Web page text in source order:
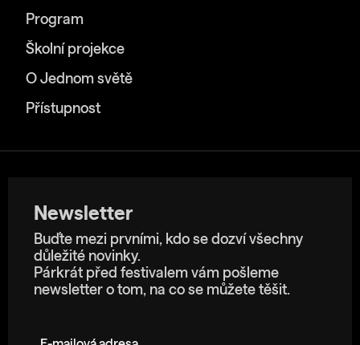
Program
Školní projekce
O Jednom světě
Přístupnost
Newsletter
Buďte mezi prvními, kdo se dozví všechny
důležité novinky.
Párkrát před festivalem vám pošleme
newsletter o tom, na co se můžete těšit.